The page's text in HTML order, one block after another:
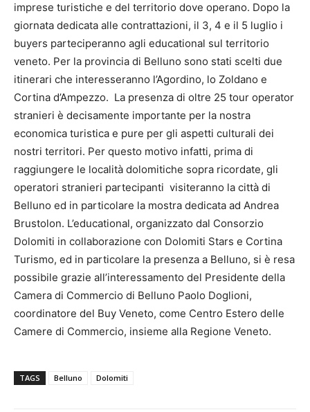
imprese turistiche e del territorio dove operano. Dopo la
giornata dedicata alle contrattazioni, il 3, 4 e il 5 luglio i
buyers parteciperanno agli educational sul territorio
veneto. Per la provincia di Belluno sono stati scelti due
itinerari che interesseranno l’Agordino, lo Zoldano e
Cortina d’Ampezzo. La presenza di oltre 25 tour operator
stranieri è decisamente importante per la nostra
economica turistica e pure per gli aspetti culturali dei
nostri territori. Per questo motivo infatti, prima di
raggiungere le località dolomitiche sopra ricordate, gli
operatori stranieri partecipanti visiteranno la città di
Belluno ed in particolare la mostra dedicata ad Andrea
Brustolon. L’educational, organizzato dal Consorzio
Dolomiti in collaborazione con Dolomiti Stars e Cortina
Turismo, ed in particolare la presenza a Belluno, si è resa
possibile grazie all’interessamento del Presidente della
Camera di Commercio di Belluno Paolo Doglioni,
coordinatore del Buy Veneto, come Centro Estero delle
Camere di Commercio, insieme alla Regione Veneto.
TAGS Belluno Dolomiti